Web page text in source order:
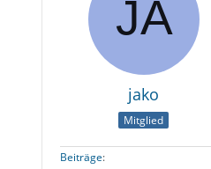
jako
Mitglied
Beiträge